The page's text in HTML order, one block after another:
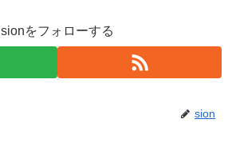
sionをフォローする
sion